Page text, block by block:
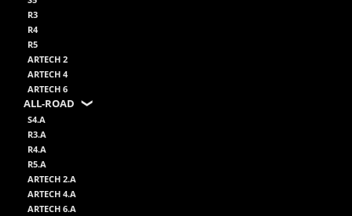
R3
R4
R5
ARTECH 2
ARTECH 4
ARTECH 6
ALL-ROAD
S4.A
R3.A
R4.A
R5.A
ARTECH 2.A
ARTECH 4.A
ARTECH 6.A